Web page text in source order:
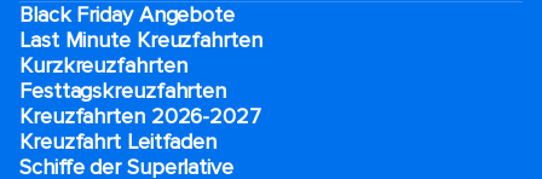
Black Friday Angebote
Last Minute Kreuzfahrten
Kurzkreuzfahrten​
Festtagskreuzfahrten​
Kreuzfahrten 2026-2027
Kreuzfahrt Leitfaden
Schiffe der Superlative